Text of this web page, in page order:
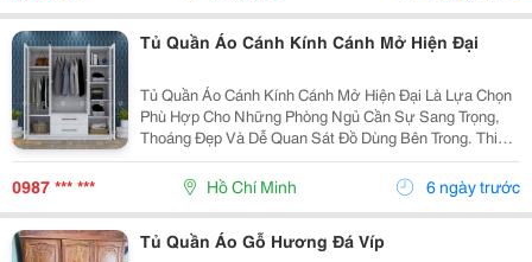
Tủ Quần Áo Cánh Kính Cánh Mở Hiện Đại
Tủ Quần Áo Cánh Kính Cánh Mở Hiện Đại Là Lựa Chọn
Phù Hợp Cho Những Phòng Ngủ Cần Sự Sang Trọng,
Thoáng Đẹp Và Dễ Quan Sát Đồ Dùng Bên Trong. Thiết
Kế Phối Cánh Kính Giúp Tổng Thể Tủ Nhẹ Mắt Hơn,
Đồng Thời Tạo Điểm Nhấn Tinh Tế Cho Không Gian.
0987 *** *** Hồ Chí Minh 6 ngày trước
Tủ Quần Áo Gỗ Hương Đá Víp